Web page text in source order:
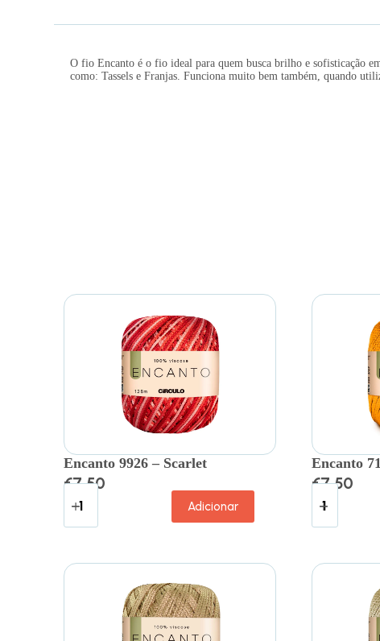
O fio Encanto é o fio ideal para quem busca brilho e sofisticação
como: Tassels e Franjas. Funciona muito bem também, quando
Encanto 9926 – Scarlet
€7.50
Adicionar
Encanto
€7.50